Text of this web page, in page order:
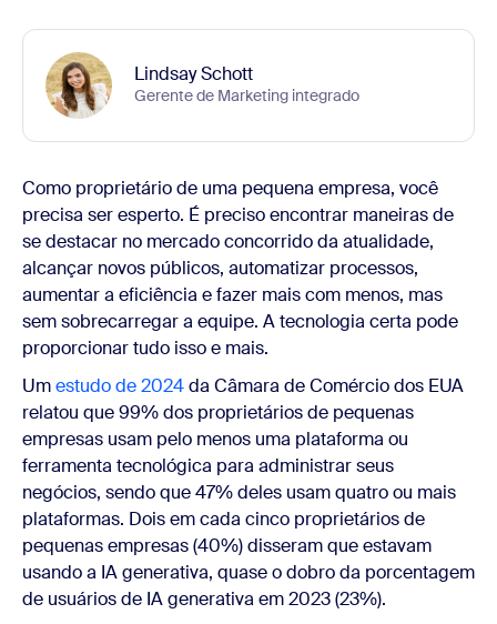
Lindsay Schott
Gerente de Marketing integrado
Como proprietário de uma pequena empresa, você
precisa ser esperto. É preciso encontrar maneiras de
se destacar no mercado concorrido da atualidade,
alcançar novos públicos, automatizar processos,
aumentar a eficiência e fazer mais com menos, mas
sem sobrecarregar a equipe. A tecnologia certa pode
proporcionar tudo isso e mais.
Umestudo de 2024da Câmara de Comércio dos EUA
relatou que 99% dos proprietários de pequenas
empresas usam pelo menos uma plataforma ou
ferramenta tecnológica para administrar seus
negócios, sendo que 47% deles usam quatro ou mais
plataformas. Dois em cada cinco proprietários de
pequenas empresas (40%) disseram que estavam
usando a IA generativa, quase o dobro da porcentagem
de usuários de IA generativa em 2023 (23%).